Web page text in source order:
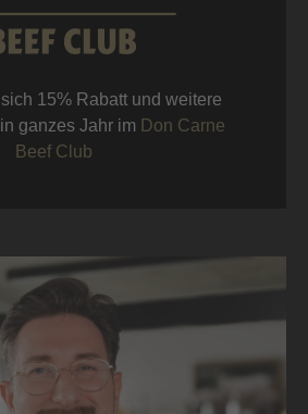
15% Rabatt und weitere
ganzes Jahr im Don Carne
Beef Club